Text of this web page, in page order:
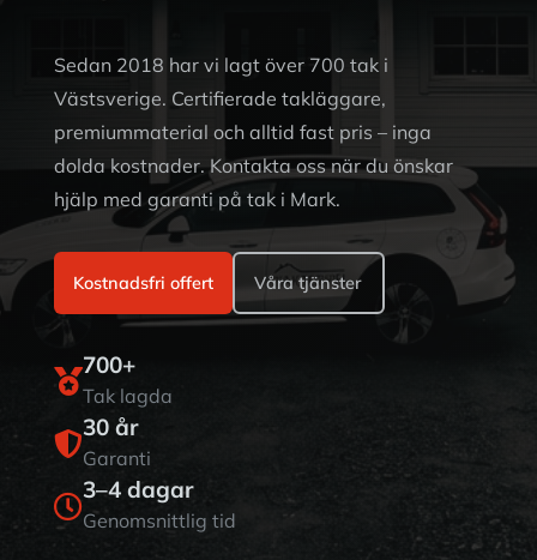
Sedan 2018 har vi lagt över 700 tak i
Västsverige. Certifierade takläggare,
premiummaterial och alltid fast pris – inga
dolda kostnader. Kontakta oss när du önskar
hjälp med garanti på tak i Mark.
Kostnadsfri offert Våra tjänster

700+
Tak lagda

30 år
Garanti

3–4 dagar
Genomsnittlig tid